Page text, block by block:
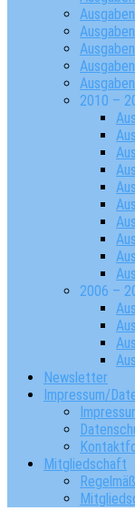
2010 –
2006 –
Newsletter
Impressum/
Mitgliedschaft